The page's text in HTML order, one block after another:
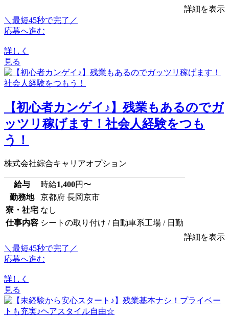
詳細を表示
＼最短45秒で完了／
応募へ進む
詳しく
見る
【初心者カンゲイ♪】残業もあるのでガ
ッツリ稼げます！社会人経験をつも
う！
株式会社綜合キャリアオプション
給与 時給1,400円〜
勤務地
京都府 長岡京市
寮・社宅 なし
仕事内容 シートの取り付け / 自動車系工場 / 日勤
詳細を表示
＼最短45秒で完了／
応募へ進む
詳しく
見る